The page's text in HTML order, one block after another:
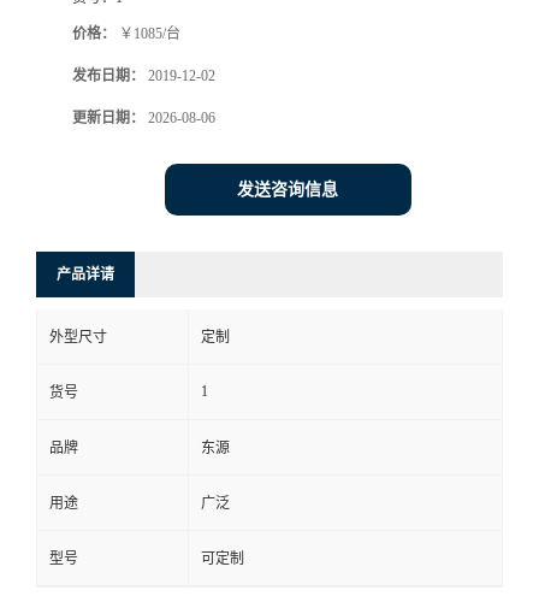
价格： ￥1085/台
发布日期： 2019-12-02
更新日期： 2026-08-06
发送咨询信息
产品详请
外型尺寸 定制
货号 1
品牌 东源
用途 广泛
型号 可定制